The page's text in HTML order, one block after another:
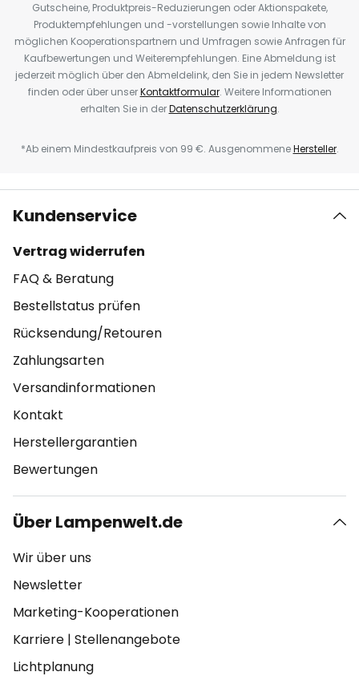
Gutscheine, Produktpreis-Reduzierungen oder Aktionspakete,
Produktempfehlungen und -vorstellungen sowie Inhalte von
möglichen Kooperationspartnern und Umfragen sowie Anfragen für
Kaufbewertungen und Weiterempfehlungen. Eine Abmeldung ist
jederzeit möglich über den Abmeldelink, den Sie in jedem Newsletter
finden oder über unserKontaktformular. Weitere Informationen
erhalten Sie in derDatenschutzerklärung.
*Ab einem Mindestkaufpreis von 99 €. AusgenommeneHersteller.
Kundenservice
Vertrag widerrufen
FAQ & Beratung
Bestellstatus prüfen
Rücksendung/Retouren
Zahlungsarten
Versandinformationen
Kontakt
Herstellergarantien
Bewertungen
Über Lampenwelt.de
Wir über uns
Newsletter
Marketing-Kooperationen
Karriere | Stellenangebote
Lichtplanung